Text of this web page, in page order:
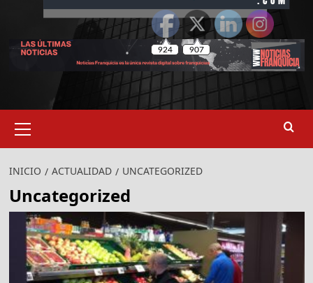
primario
INICIO ACTUALIDAD UNCATEGORIZED
Uncategorized